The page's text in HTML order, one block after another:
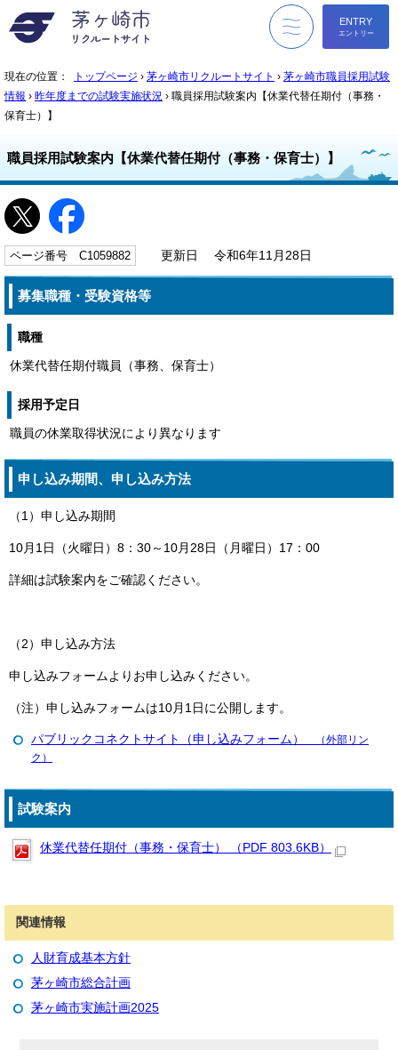
ENTRY
エントリー
現在の位置： トップページ › 茅ヶ崎市リクルートサイト › 茅ヶ崎市職員採用試験
情報 › 昨年度までの試験実施状況 › 職員採用試験案内【休業代替任期付（事務・
保育士）】
職員採用試験案内【休業代替任期付（事務・保育士）】
ページ番号 C1059882 更新日 令和6年11月28日
募集職種・受験資格等
職種
休業代替任期付職員（事務、保育士）
採用予定日
職員の休業取得状況により異なります
申し込み期間、申し込み方法
（1）申し込み期間
10月1日（火曜日）8：30～10月28日（月曜日）17：00
詳細は試験案内をご確認ください。
（2）申し込み方法
申し込みフォームよりお申し込みください。
（注）申し込みフォームは10月1日に公開します。
パブリックコネクトサイト（申し込みフォーム）
（外部リン
ク）
試験案内
休業代替任期付（事務・保育士） （PDF 803.6KB）
関連情報
人財育成基本方針
茅ヶ崎市総合計画
茅ヶ崎市実施計画2025